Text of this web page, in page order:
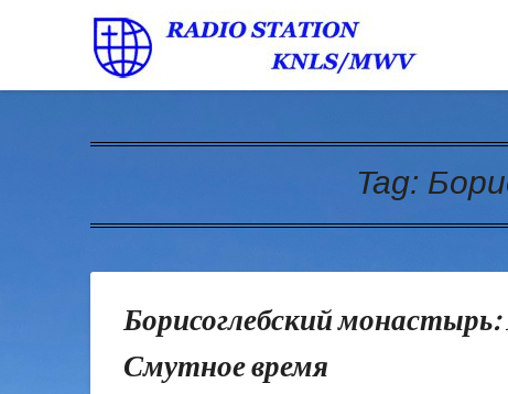
Tag:
Борисоглебский
Смутное время